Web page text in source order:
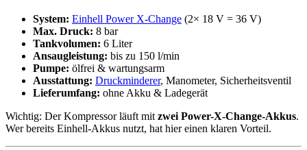
System: Einhell Power X-Change (2× 18 V = 36 V)
Max. Druck: 8 bar
Tankvolumen: 6 Liter
Ansaugleistung: bis zu 150 l/min
Pumpe: ölfrei & wartungsarm
Ausstattung: Druckminderer, Manometer, Sicherheitsventil
Lieferumfang: ohne Akku & Ladegerät
Wichtig: Der Kompressor läuft mit zwei Power-X-Change-Akkus.
Wer bereits Einhell-Akkus nutzt, hat hier einen klaren Vorteil.